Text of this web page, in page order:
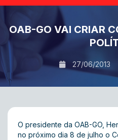
OAB-GO VAI CRIAR
27/06/2013
O presidente da OAB-GO,
no próximo dia 8 de julho o